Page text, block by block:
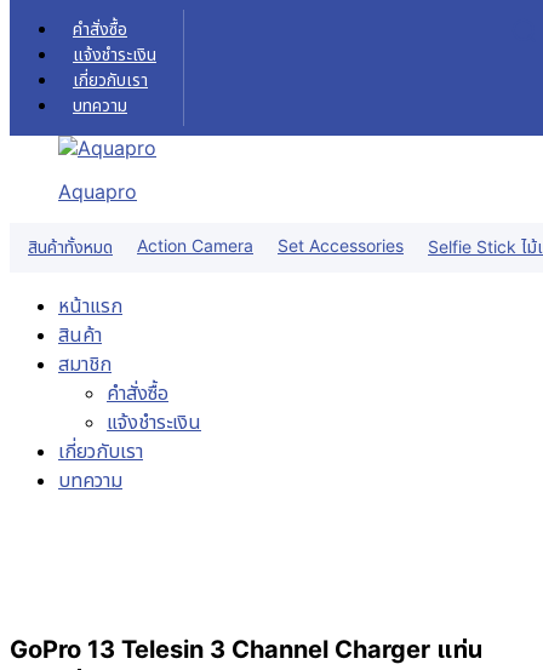
Skip to content
คำสั่งซื้อ
แจ้งชำระเงิน
เกี่ยวกับเรา
บทความ
Aquapro
สินค้าทั้งหมด Action Camera Set Accessories Selfie Stick ไม้
หน้าแรก
สินค้า
สมาชิก
คำสั่งซื้อ
แจ้งชำระเงิน
เกี่ยวกับเรา
บทความ
GoPro 13 Telesin 3 Channel Charger แท่น